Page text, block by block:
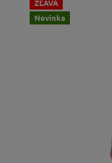
ZĽAVA
Novinka